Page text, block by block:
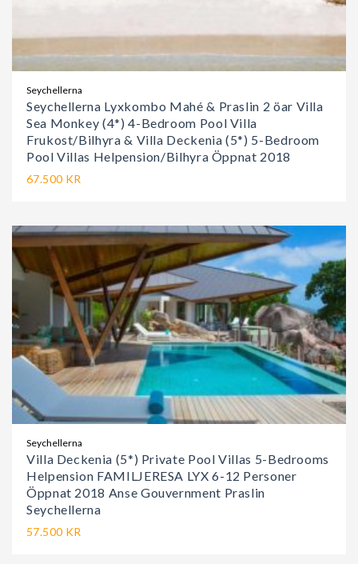
Seychellerna
Seychellerna Lyxkombo Mahé & Praslin 2 öar Villa
Sea Monkey (4*) 4-Bedroom Pool Villa
Frukost/Bilhyra & Villa Deckenia (5*) 5-Bedroom
Pool Villas Helpension/Bilhyra Öppnat 2018
67.500 KR
Seychellerna
Villa Deckenia (5*) Private Pool Villas 5-Bedrooms
Helpension FAMILJERESA LYX 6-12 Personer
Öppnat 2018 Anse Gouvernment Praslin
Seychellerna
57.500 KR